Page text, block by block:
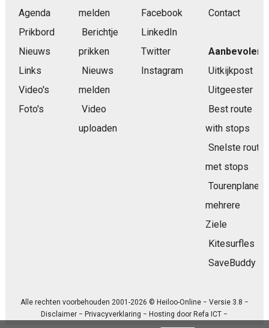
Agenda
Prikbord
Nieuws
Links
Video's
Foto's
melden
Berichtje
prikken
Nieuws
melden
Video
uploaden
Facebook
LinkedIn
Twitter
Instagram
Contact
Aanbevolen
Uitkijkpost
Uitgeester
Best route
with stops
Snelste route
met stops
Tourenplaner
mehrere
Ziele
Kitesurfles
SaveBuddy
Alle rechten voorbehouden 2001-2026 © Heiloo-Online − Versie 3.8 −
Disclaimer −Privacyverklaring − Hosting doorRefa ICT −